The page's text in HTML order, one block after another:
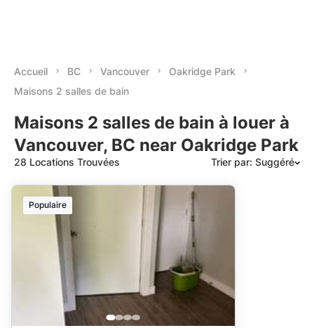
Accueil BC Vancouver
Oakridge Park
Maisons 2 salles de bain
Maisons 2 salles de bain à louer à
Vancouver, BC near Oakridge Park
28 Locations Trouvées Trier par: Suggéré
Suggéré
Date: les plus récents d’abord
Date: les plus anciens d’abord
Prix - $$$ à $
Prix - $ à $$$
Populaire